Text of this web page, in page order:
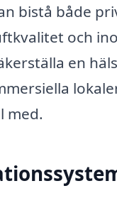
bistå både
och
en
med.